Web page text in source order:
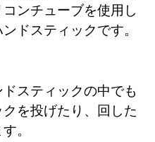
ンチューブを使用し
ドスティックです。
スティックの中でも
を投げたり、回した
。